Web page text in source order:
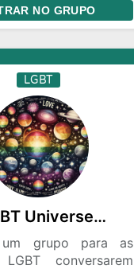
a todos vocês 🏳️‍🌈
NO GRUPO
LGBT
✨🫂LGBT Universe🏳️‍🌈🪽
grupo para as
conversarem